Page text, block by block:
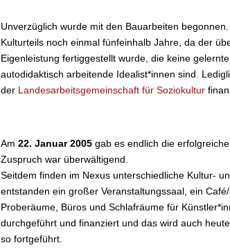
Unverzüglich wurde mit den Bauarbeiten
Kulturteils noch einmal fünfeinhalb Jahre, da der
Eigenleistung fertiggestellt wurde, die keine
autodidaktisch arbeitende Idealist*innen sind.
der Landesarbeitsgemeinschaft für Soziokultur
Am 22. Januar 2005 gab es endlich die erfolgreiche
Zuspruch war überwältigend.
Seitdem finden im Nexus unterschiedliche Kultur-
entstanden ein großer Veranstaltungssaal, ein
Proberäume, Büros und Schlafräume für
durchgeführt und finanziert und das wird auch
so fortgeführt.